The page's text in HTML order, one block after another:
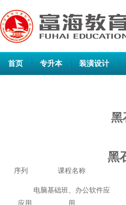
首页 专升本 装潢设计
黑
黑
序列 课程名称
应用
电脑基础班、办公软件应
用